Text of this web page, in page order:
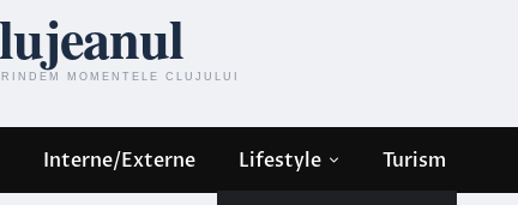
Interne/Externe Lifestyle Turism